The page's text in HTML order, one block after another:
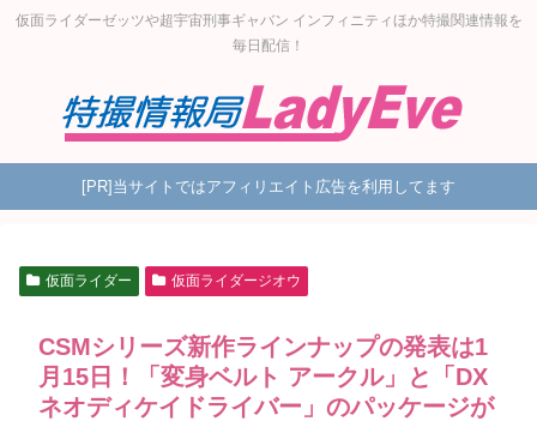
仮面ライダーゼッツや超宇宙刑事ギャバン インフィニティほか特撮関連情報を
毎日配信！
[PR]当サイトではアフィリエイト広告を利用してます
仮面ライダー 仮面ライダージオウ
CSMシリーズ新作ラインナップの発表は1
月15日！「変身ベルト アークル」と「DX
ネオディケイドライバー」のパッケージが